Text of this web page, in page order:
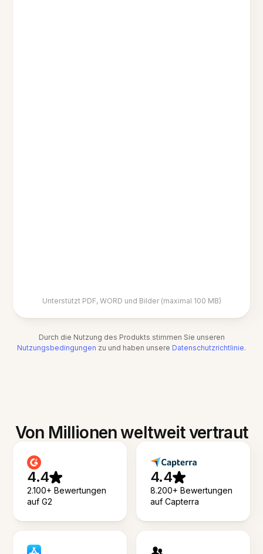
Unterstützt PDF, WORD und Bilder (maximal 100 MB)
Durch die Nutzung des Produkts stimmen Sie unseren
Nutzungsbedingungen zu und haben unsere Datenschutzrichtlinie.
Von Millionen weltweit vertraut
4.4
2.100+ Bewertungen
auf G2
4.4
8.200+ Bewertungen
auf Capterra